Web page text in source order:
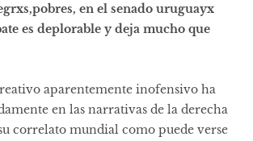
en el senado uruguayx
es deplorable y deja mucho que
aparentemente inofensivo ha
en las narrativas de la derecha
correlato mundial como puede verse